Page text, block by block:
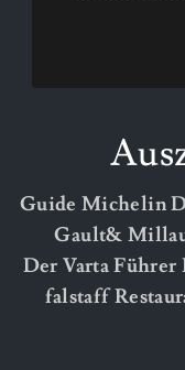
Guide Michelin
Gault& Millau
Der Varta Führer
falstaff